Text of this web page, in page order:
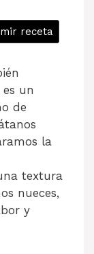
receta
un
de
la
textura
nueces,
y